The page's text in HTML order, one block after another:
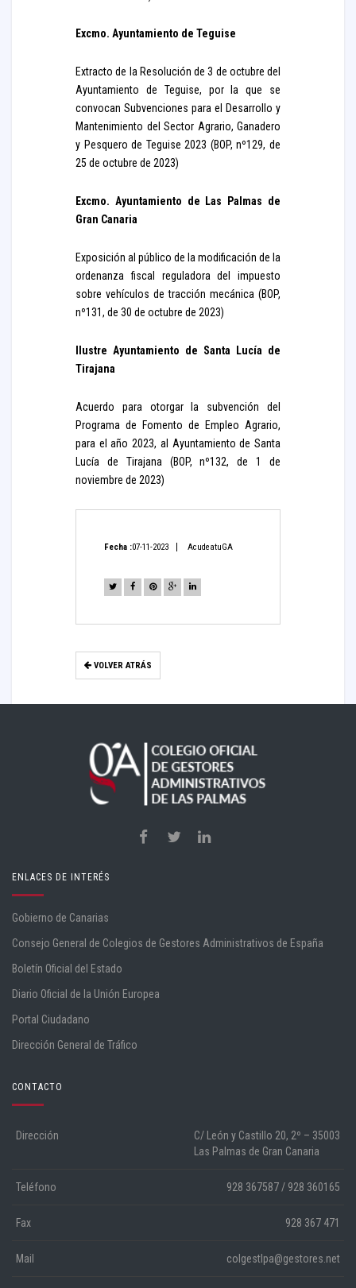
Excmo. Ayuntamiento de Teguise
Extracto de la Resolución de 3 de octubre del
Ayuntamiento de Teguise, por la que se
convocan Subvenciones para el Desarrollo y
Mantenimiento del Sector Agrario, Ganadero
y Pesquero de Teguise 2023 (BOP, nº129, de
25 de octubre de 2023)
Excmo. Ayuntamiento de Las Palmas de
Gran Canaria
Exposición al público de la modificación de la
ordenanza fiscal reguladora del impuesto
sobre vehículos de tracción mecánica (BOP,
nº131, de 30 de octubre de 2023)
Ilustre Ayuntamiento de Santa Lucía de
Tirajana
Acuerdo para otorgar la subvención del
Programa de Fomento de Empleo Agrario,
para el año 2023, al Ayuntamiento de Santa
Lucía de Tirajana (BOP, nº132, de 1 de
noviembre de 2023)
Fecha :07-11-2023 AcudeatuGA
VOLVER ATRÁS
ENLACES DE INTERÉS
Gobierno de Canarias
Consejo General de Colegios de Gestores Administrativos de España
Boletín Oficial del Estado
Diario Oficial de la Unión Europea
Portal Ciudadano
Dirección General de Tráfico
CONTACTO
Dirección
C/ León y Castillo 20, 2º – 35003
Las Palmas de Gran Canaria
Teléfono 928 367587 / 928 360165
Fax 928 367 471
Mail colgestlpa@gestores.net